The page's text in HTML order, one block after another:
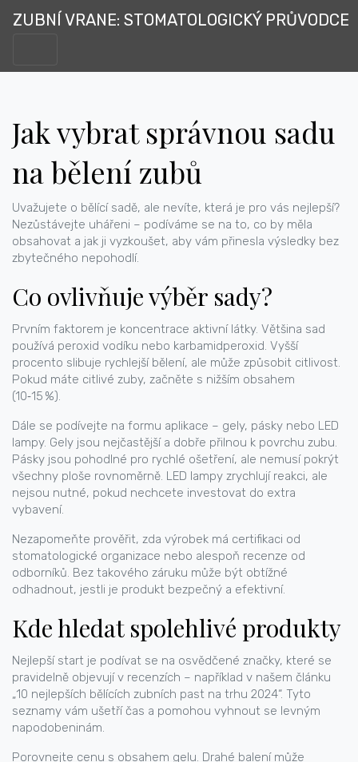
ZUBNÍ VRANE: STOMATOLOGICKÝ PRŮVODCE
Jak vybrat správnou sadu
na bělení zubů
Uvažujete o bělící sadě, ale nevíte, která je pro vás nejlepší?
Nezůstávejte uhářeni – podíváme se na to, co by měla
obsahovat a jak ji vyzkoušet, aby vám přinesla výsledky bez
zbytečného nepohodlí.
Co ovlivňuje výběr sady?
Prvním faktorem je koncentrace aktivní látky. Většina sad
používá peroxid vodíku nebo karbamidperoxid. Vyšší
procento slibuje rychlejší bělení, ale může způsobit citlivost.
Pokud máte citlivé zuby, začněte s nižším obsahem
(10‑15 %).
Dále se podívejte na formu aplikace – gely, pásky nebo LED
lampy. Gely jsou nejčastější a dobře přilnou k povrchu zubu.
Pásky jsou pohodlné pro rychlé ošetření, ale nemusí pokrýt
všechny ploše rovnoměrně. LED lampy zrychlují reakci, ale
nejsou nutné, pokud nechcete investovat do extra
vybavení.
Nezapomeňte prověřit, zda výrobek má certifikaci od
stomatologické organizace nebo alespoň recenze od
odborníků. Bez takového záruku může být obtížné
odhadnout, jestli je produkt bezpečný a efektivní.
Kde hledat spolehlivé produkty
Nejlepší start je podívat se na osvědčené značky, které se
pravidelně objevují v recenzích – například v našem článku
„10 nejlepších bělících zubních past na trhu 2024“. Tyto
seznamy vám ušetří čas a pomohou vyhnout se levným
napodobeninám.
Porovnejte cenu s obsahem gelu. Drahé balení může